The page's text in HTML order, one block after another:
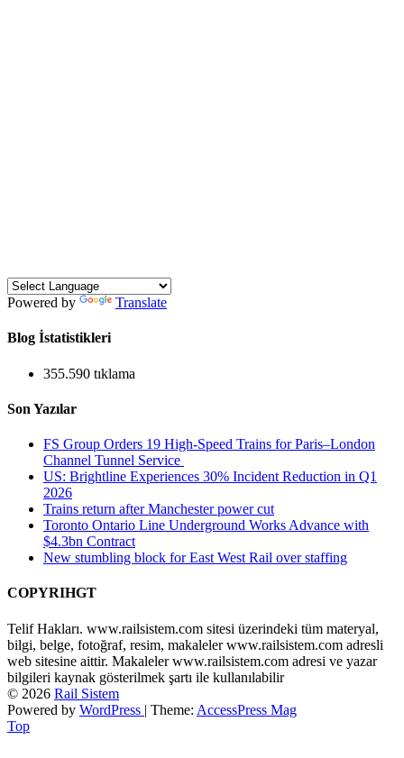
Powered by Translate
Blog İstatistikleri
355.590 tıklama
Son Yazılar
FS Group Orders 19 High-Speed Trains for Paris–London
Channel Tunnel Service
US: Brightline Experiences 30% Incident Reduction in Q1
2026
Trains return after Manchester power cut
Toronto Ontario Line Underground Works Advance with
$4.3bn Contract
New stumbling block for East West Rail over staffing
COPYRIHGT
Telif Hakları. www.railsistem.com sitesi üzerindeki tüm materyal,
bilgi, belge, fotoğraf, resim, makaleler www.railsistem.com adresli
web sitesine aittir. Makaleler www.railsistem.com adresi ve yazar
bilgileri kaynak gösterilmek şartı ile kullanılabilir
© 2026 Rail Sistem
Powered by WordPress | Theme: AccessPress Mag
Top